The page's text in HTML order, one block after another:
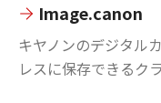
Image.canon
キヤノンのデジタル
レスに保存できるク